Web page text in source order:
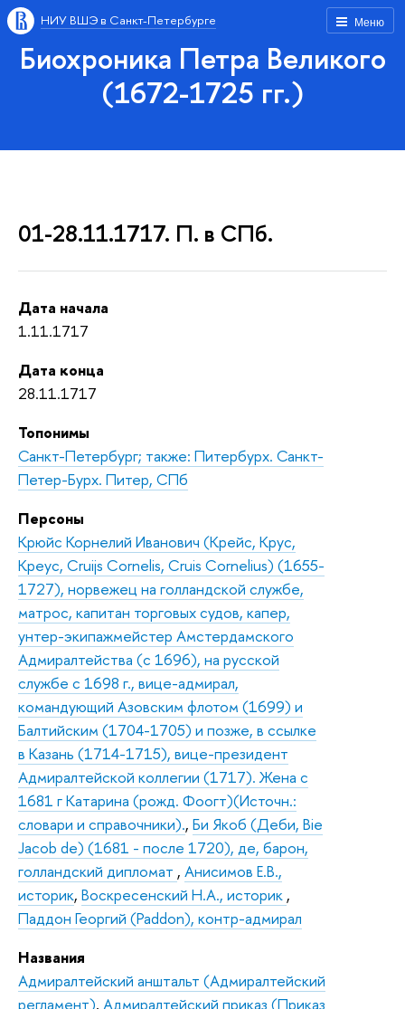
Меню
НИУ ВШЭ в Санкт-Петербурге
Биохроника Петра Великого
(1672-1725 гг.)
01-28.11.1717. П. в СПб.
Дата начала
1.11.1717
Дата конца
28.11.1717
Топонимы
Санкт-Петербург; также: Питербурх. Санкт-
Петер-Бурх. Питер, СПб
Персоны
Крюйс Корнелий Иванович (Крейс, Крус,
Креус, Cruijs Cornelis, Cruis Cornelius) (1655-
1727), норвежец на голландской службе,
матрос, капитан торговых судов, капер,
унтер-экипажмейстер Амстердамского
Адмиралтейства (с 1696), на русской
службе с 1698 г., вице-адмирал,
командующий Азовским флотом (1699) и
Балтийским (1704-1705) и позже, в ссылке
в Казань (1714-1715), вице-президент
Адмиралтейской коллегии (1717). Жена с
1681 г Катарина (рожд. Фоогт)(Источн.:
словари и справочники)., Би Якоб (Деби, Bie
Jacob de) (1681 - после 1720), де, барон,
голландский дипломат , Анисимов Е.В.,
историк, Воскресенский Н.А., историк ,
Паддон Георгий (Paddon), контр-адмирал
Названия
Адмиралтейский анштальт (Адмиралтейский
регламент), Адмиралтейский приказ (Приказ